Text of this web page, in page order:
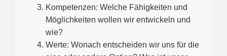
Kompetenzen: Welche Fähigkeiten und
Möglichkeiten wollen wir entwickeln und
wie?
Werte: Wonach entscheiden wir uns für die